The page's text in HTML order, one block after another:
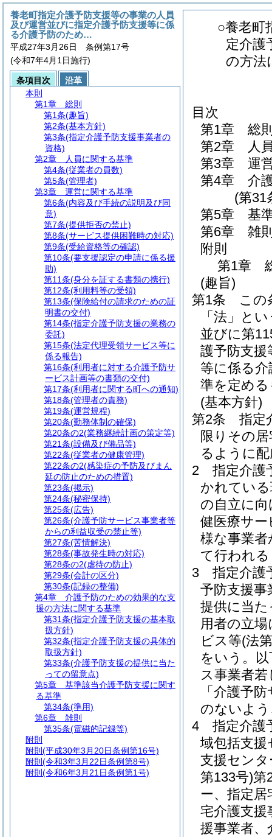
○養老町
定介護
の方法
目次
第1章
総
第2章
人
第3章
運
第4章
介
(第
第5章
基
第6章
雑
附則
第1章
(趣旨)
第1条
この
「法」と
並びに第
護予防支援
等に係る
準を定め
(基本方針)
第2条
指定
限りその
るように
2
指定介護
かれてい
の自立に
健医療サ
様な事業
て行われ
3
指定介護
予防支援事
提供に当
用者の立
ビス等(法
をいう。
ス事業者
「介護予
のないよ
4
指定介護
域包括支援
支援セン
第133号)第
ー、指定居
宅介護支援
援事業者、
養老町指定介護予防支援等の事業の人員
及び運営並びに指定介護予防支援等に係
る介護予防のため…
平成27年3月26日 条例第17号
(令和7年4月1日施行)
条項目次
沿革
本則
第1章
総則
第1条(趣旨)
第2条(基本方針)
第3条(指定介護予防支援事業者の
資格)
第2章
人員に関する基準
第4条(従業者の員数)
第5条(管理者)
第3章
運営に関する基準
第6条(内容及び手続の説明及び同
意)
第7条(提供拒否の禁止)
第8条(サービス提供困難時の対応)
第9条(受給資格等の確認)
第10条(要支援認定の申請に係る援
助)
第11条(身分を証する書類の携行)
第12条(利用料等の受領)
第13条(保険給付の請求のための証
明書の交付)
第14条(指定介護予防支援の業務の
委託)
第15条(法定代理受領サービス等に
係る報告)
第16条(利用者に対する介護予防サ
ービス計画等の書類の交付)
第17条(利用者に関する町への通知)
第18条(管理者の責務)
第19条(運営規程)
第20条(勤務体制の確保)
第20条の2(業務継続計画の策定等)
第21条(設備及び備品等)
第22条(従業者の健康管理)
第22条の2(感染症の予防及びまん
延の防止のための措置)
第23条(掲示)
第24条(秘密保持)
第25条(広告)
第26条(介護予防サービス事業者等
からの利益収受の禁止等)
第27条(苦情解決)
第28条(事故発生時の対応)
第28条の2(虐待の防止)
第29条(会計の区分)
第30条(記録の整備)
第4章
介護予防のための効果的な支
援の方法に関する基準
第31条(指定介護予防支援の基本取
扱方針)
第32条(指定介護予防支援の具体的
取扱方針)
第33条(介護予防支援の提供に当た
っての留意点)
第5章
基準該当介護予防支援に関す
る基準
第34条(準用)
第6章
雑則
第35条(電磁的記録等)
附則
附則 (平成30年3月20日条例第16号)
附則 (令和3年3月22日条例第8号)
附則 (令和6年3月21日条例第1号)